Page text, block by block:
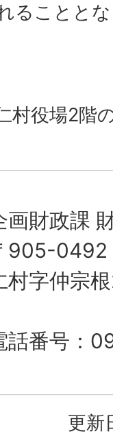
ることと
村役場2階
画財政課
905-0492
村字仲宗
話番号：
更新